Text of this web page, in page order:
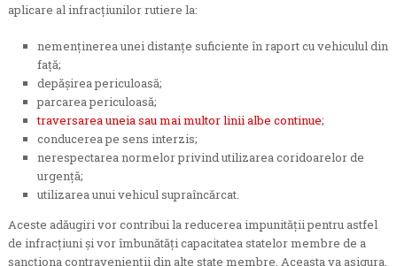
aplicare al infracțiunilor rutiere la:
nemenținerea unei distanțe suficiente în raport cu vehiculul din
față;
depășirea periculoasă;
parcarea periculoasă;
traversarea uneia sau mai multor linii albe continue;
conducerea pe sens interzis;
nerespectarea normelor privind utilizarea coridoarelor de
urgență;
utilizarea unui vehicul supraîncărcat.
Aceste adăugiri vor contribui la reducerea impunității pentru astfel
de infracțiuni și vor îmbunătăți capacitatea statelor membre de a
sancționa contravenienții din alte state membre. Aceasta va asigura,